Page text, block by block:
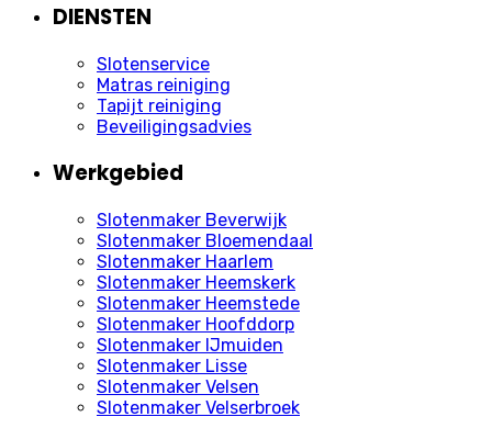
DIENSTEN
Slotenservice
Matras reiniging
Tapijt reiniging
Beveiligingsadvies
Werkgebied
Slotenmaker Beverwijk
Slotenmaker Bloemendaal
Slotenmaker Haarlem
Slotenmaker Heemskerk
Slotenmaker Heemstede
Slotenmaker Hoofddorp
Slotenmaker IJmuiden
Slotenmaker Lisse
Slotenmaker Velsen
Slotenmaker Velserbroek